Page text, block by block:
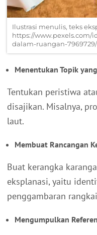
Ilustrasi menulis, teks
https://
dalam-ruangan-
Menentukan Topik
Tentukan peristiwa
disajikan. Misalnya,
laut.
Membuat Rancangan
Buat kerangka
eksplanasi, yaitu
penggambaran
Mengumpulkan